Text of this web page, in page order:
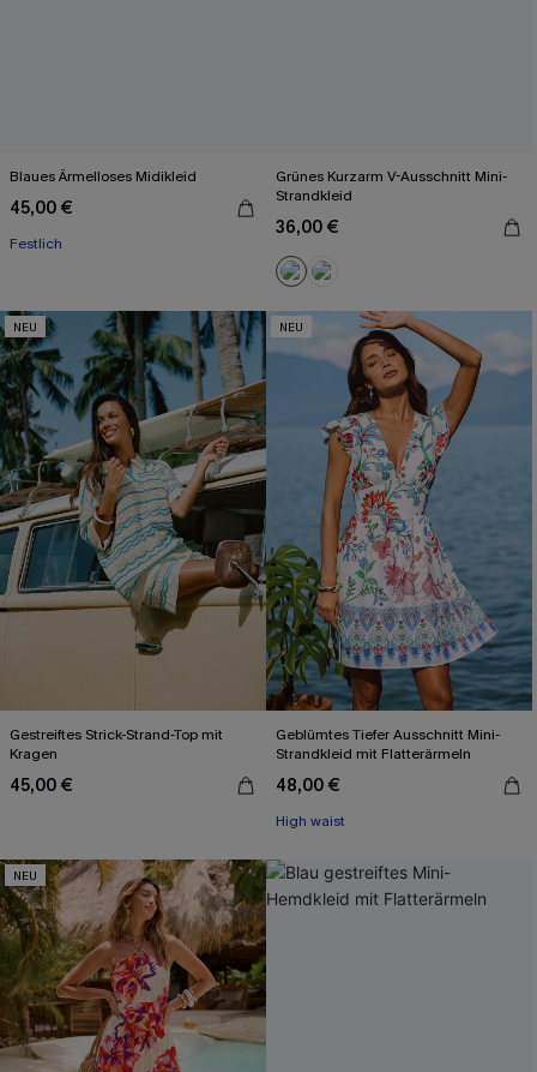
Blaues Ärmelloses Midikleid
45,00 €
Festlich
Grünes Kurzarm V-Ausschnitt Mini-
Strandkleid
36,00 €
NEU
Gestreiftes Strick-Strand-Top mit
Kragen
45,00 €
NEU
Geblümtes Tiefer Ausschnitt Mini-
Strandkleid mit Flatterärmeln
48,00 €
High waist
NEU